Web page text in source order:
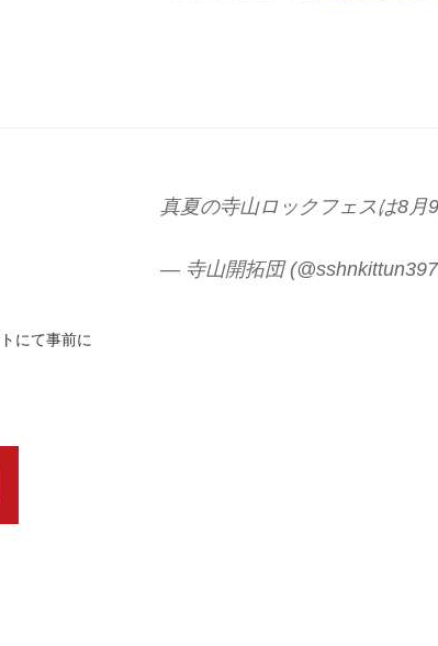
にて事前に
真夏の寺山ロックフェスは8月
— 寺山開拓団